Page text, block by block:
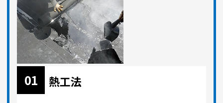
01 熱工法